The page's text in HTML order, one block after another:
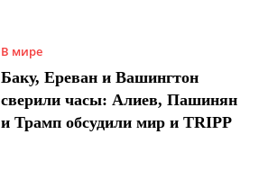
В мире
Баку, Ереван и Вашингтон
сверили часы: Алиев, Пашинян
и Трамп обсудили мир и TRIPP